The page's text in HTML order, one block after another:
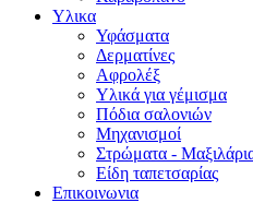
Υλικα
Υφάσματα
Δερματίνες
Αφρολέξ
Υλικά για γέμισμα
Πόδια σαλονιών
Μηχανισμοί
Στρώματα -
Είδη ταπετσαρίας
Επικοινωνια